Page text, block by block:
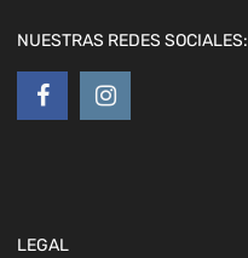
NUESTRAS REDES SOCIALES:
LEGAL